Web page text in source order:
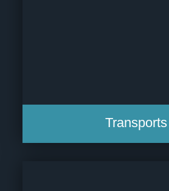
Transports